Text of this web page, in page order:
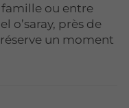
famille ou entre
o’saray, près de
un moment